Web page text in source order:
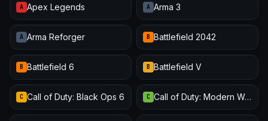
A Apex Legends A Arma 3
A Arma Reforger B Battlefield 2042
B Battlefield 6 B Battlefield V
C Call of Duty: Black Ops 6 C Call of Duty: Modern Warfare III